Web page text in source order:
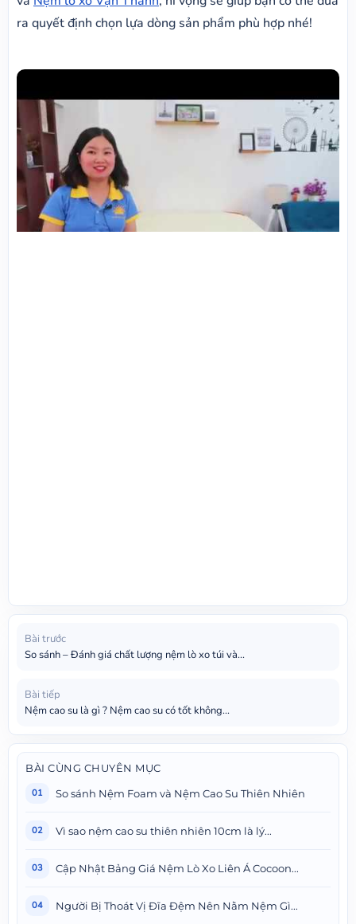
ra quyết định chọn lựa dòng sản phẩm phù hợp nhé!
Bài trước
So sánh – Đánh giá chất lượng nệm lò xo túi và...
Bài tiếp
Nệm cao su là gì ? Nệm cao su có tốt không...
BÀI CÙNG CHUYÊN MỤC
01 So sánh Nệm Foam và Nệm Cao Su Thiên Nhiên
02 Vì sao nệm cao su thiên nhiên 10cm là lý...
03 Cập Nhật Bảng Giá Nệm Lò Xo Liên Á Cocoon...
04 Người Bị Thoát Vị Đĩa Đệm Nên Nằm Nệm Gì...